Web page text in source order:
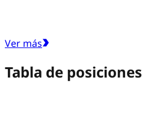
Ver más
Tabla de posiciones